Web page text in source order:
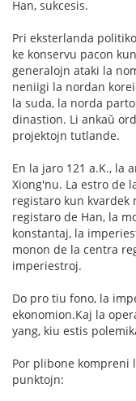
Han, sukcesis.
Pri eksterlanda
ke konservu pacon
generalojn ataki la
neniigi la nordan
la suda, la norda
dinastion. Li ankaŭ
projektojn tutlande.
En la jaro 121 a.K., la
Xiong'nu. La estro de
registaro kun kvardek
registaro de Han, la
konstantaj, la
monon de la centra
imperiestroj.
Do pro tiu fono, la
ekonomion.Kaj la
yang, kiu estis
Por plibone kompreni
punktojn: